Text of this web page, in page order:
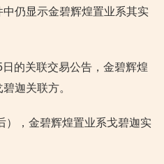
仍显示金碧辉煌置业系其实
的关联交易公告，金碧辉煌
迦关联方。
），金碧辉煌置业系戈碧迦实